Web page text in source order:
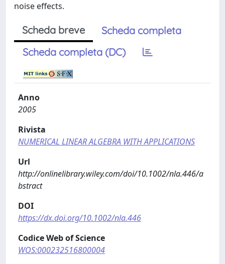
noise effects.
Scheda breve
Scheda completa
Scheda completa (DC)
Anno
2005
Rivista
NUMERICAL LINEAR ALGEBRA WITH APPLICATIONS
Url
http://onlinelibrary.wiley.com/doi/10.1002/nla.446/a
bstract
DOI
https://dx.doi.org/10.1002/nla.446
Codice Web of Science
WOS:000232516800004